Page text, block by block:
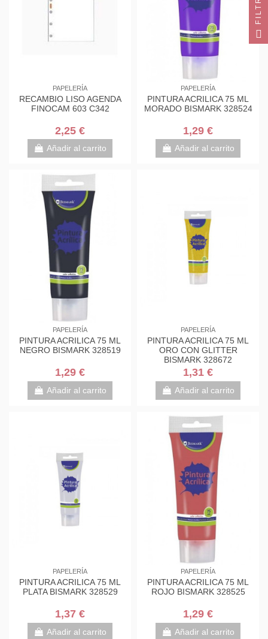
PAPELERÍA
RECAMBIO LISO AGENDA
FINOCAM 603 C342
2,25 €
Añadir al carrito
PAPELERÍA
PINTURA ACRILICA 75 ML
MORADO BISMARK 328524
1,29 €
Añadir al carrito
PAPELERÍA
PINTURA ACRILICA 75 ML
NEGRO BISMARK 328519
1,29 €
Añadir al carrito
PAPELERÍA
PINTURA ACRILICA 75 ML
ORO CON GLITTER
BISMARK 328672
1,31 €
Añadir al carrito
PAPELERÍA
PINTURA ACRILICA 75 ML
PLATA BISMARK 328529
1,37 €
Añadir al carrito
PAPELERÍA
PINTURA ACRILICA 75 ML
ROJO BISMARK 328525
1,29 €
Añadir al carrito